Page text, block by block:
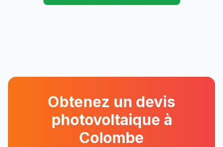
Obtenez un devis
photovoltaique à
Colombe